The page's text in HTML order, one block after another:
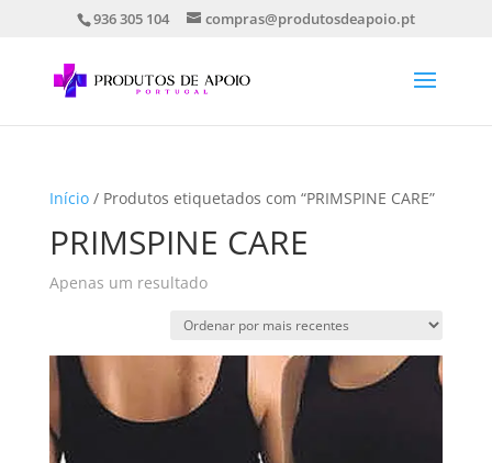
936 305 104 compras@produtosdeapoio.pt
Início/ Produtos etiquetados com “PRIMSPINE CARE”
PRIMSPINE CARE
Apenas um resultado